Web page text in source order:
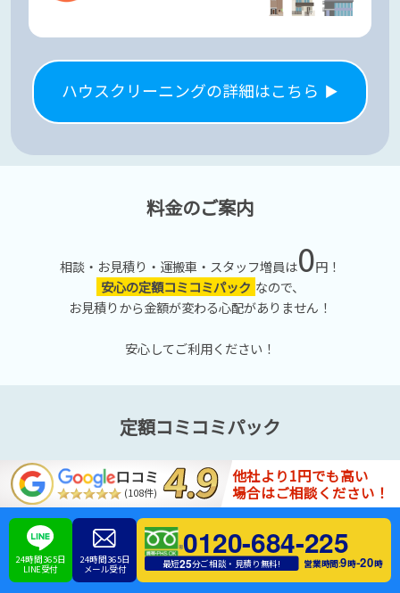
ハウスクリーニングの詳細はこちら
料金のご案内
相談・お見積り・運搬車・スタッフ増員は0円！
安心の定額コミコミパック なので、
お見積りから金額が変わる心配がありません！
安心してご利用ください！
定額コミコミパック
リユース本舗では「SSプラン 」から「XLプラン」少しの不用
品を回収する「お助けパック」まで幅広いプランをご用意し
ております。
口コミ
(108件)
他社より1円でも高い
場合はご相談ください！
24時間365日
LINE受付
24時間365日
メール受付
0120-684-225
最短25分ご相談・見積り無料! 営業時間:9時-20時